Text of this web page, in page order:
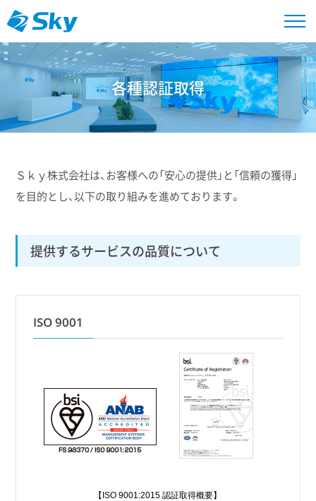
各種認証取得
Ｓｋｙ株式会社は、お客様への「安心の提供」と「信頼の獲得」
を目的とし、以下の取り組みを進めております。
提供するサービスの品質について
ISO 9001
【ISO 9001:2015 認証取得概要】